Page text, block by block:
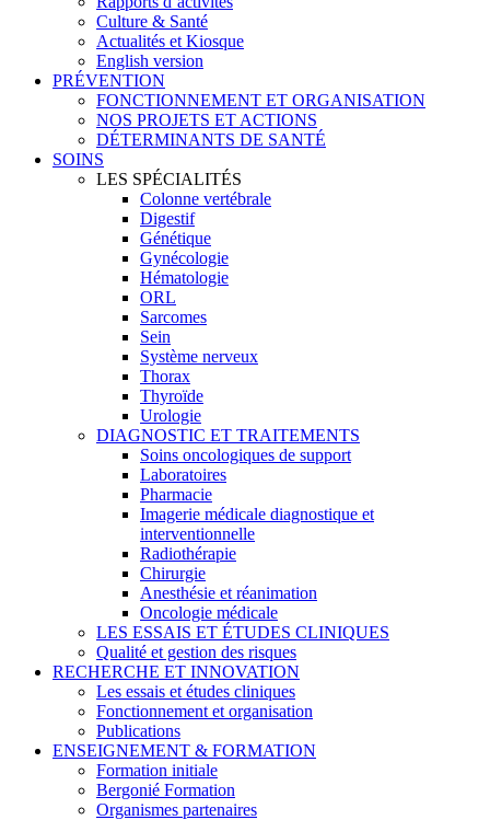
Culture & Santé
Actualités et Kiosque
English version
PRÉVENTION
FONCTIONNEMENT ET ORGANISATION
NOS PROJETS ET ACTIONS
DÉTERMINANTS DE SANTÉ
SOINS
LES SPÉCIALITÉS
Colonne vertébrale
Digestif
Génétique
Gynécologie
Hématologie
ORL
Sarcomes
Sein
Système nerveux
Thorax
Thyroïde
Urologie
DIAGNOSTIC ET TRAITEMENTS
Soins oncologiques de support
Laboratoires
Pharmacie
Imagerie médicale diagnostique et
interventionnelle
Radiothérapie
Chirurgie
Anesthésie et réanimation
Oncologie médicale
LES ESSAIS ET ÉTUDES CLINIQUES
Qualité et gestion des risques
RECHERCHE ET INNOVATION
Les essais et études cliniques
Fonctionnement et organisation
Publications
ENSEIGNEMENT & FORMATION
Formation initiale
Bergonié Formation
Organismes partenaires